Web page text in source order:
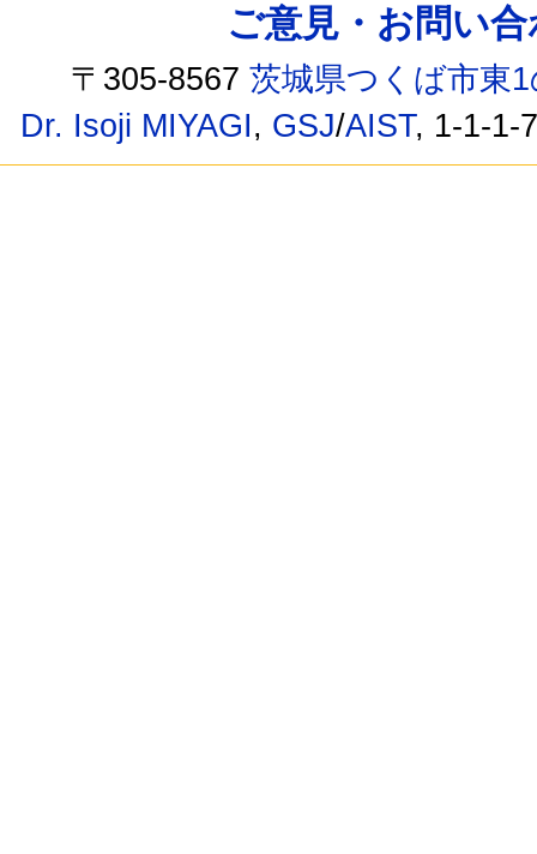
ご意見・お問い
〒305-8567茨城県つくば市東
Dr. Isoji MIYAGI, GSJ/AIST, 1-1-1-